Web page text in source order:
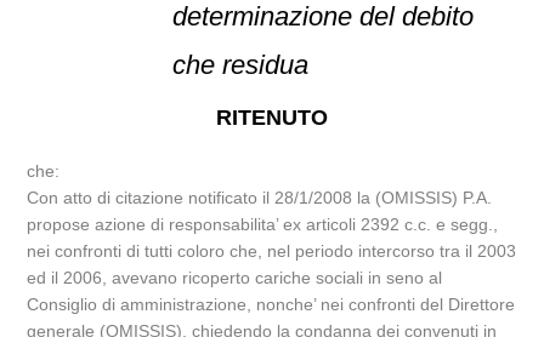
determinazione del debito
che residua
RITENUTO
che:
Con atto di citazione notificato il 28/1/2008 la (OMISSIS) P.A.
propose azione di responsabilita’ ex articoli 2392 c.c. e segg.,
nei confronti di tutti coloro che, nel periodo intercorso tra il 2003
ed il 2006, avevano ricoperto cariche sociali in seno al
Consiglio di amministrazione, nonche’ nei confronti del Direttore
generale (OMISSIS), chiedendo la condanna dei convenuti in